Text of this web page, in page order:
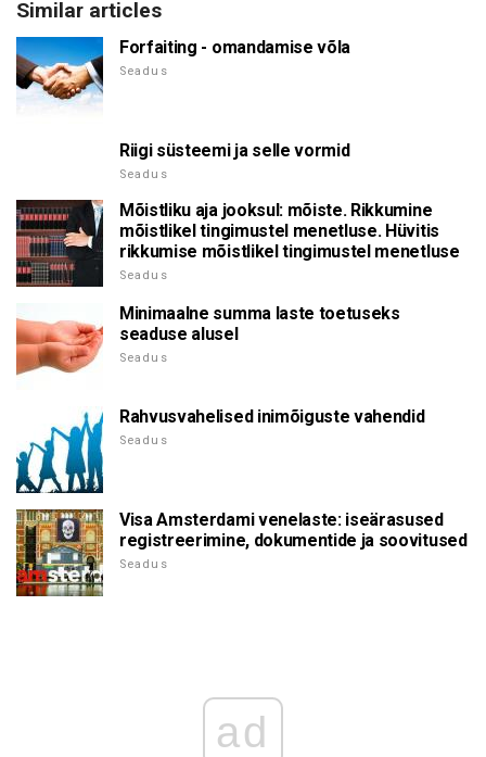
Similar articles
Forfaiting - omandamise võla
Seadus
Riigi süsteemi ja selle vormid
Seadus
Mõistliku aja jooksul: mõiste. Rikkumine
mõistlikel tingimustel menetluse. Hüvitis
rikkumise mõistlikel tingimustel menetluse
Seadus
Minimaalne summa laste toetuseks
seaduse alusel
Seadus
Rahvusvahelised inimõiguste vahendid
Seadus
Visa Amsterdami venelaste: iseärasused
registreerimine, dokumentide ja soovitused
Seadus
ad